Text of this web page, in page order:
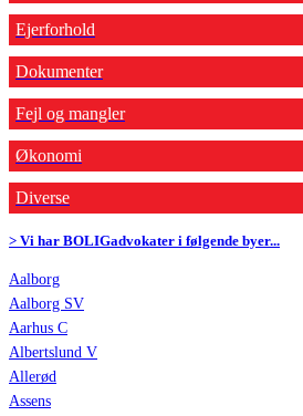
Ejerforhold
Dokumenter
Fejl og mangler
Økonomi
Diverse
> Vi har BOLIGadvokater i følgende byer...
Aalborg
Aalborg SV
Aarhus C
Albertslund V
Allerød
Assens